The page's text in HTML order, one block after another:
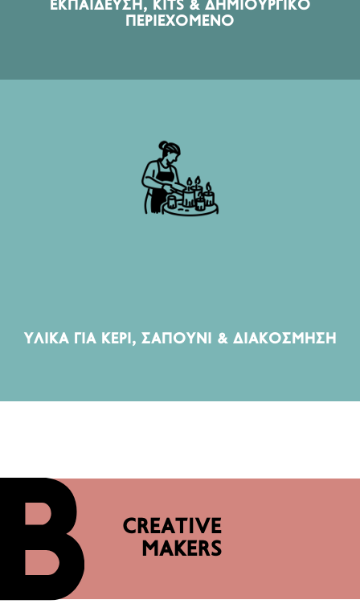
ΕΚΠΑΊΔΕΥΣΗ, KITS & ΔΗΜΙΟΥΡΓΙΚΌ
ΠΕΡΙΕΧΌΜΕΝΟ
ΥΛΙΚΆ ΓΙΑ ΚΕΡΊ, ΣΑΠΟΎΝΙ & ΔΙΑΚΌΣΜΗΣΗ
ΠΡΟΪΌΝΤΑ ΤΟΜΈΑ
CREATIVE
MAKERS
Πληκτρολογείστε αυτό που ψάχνετε